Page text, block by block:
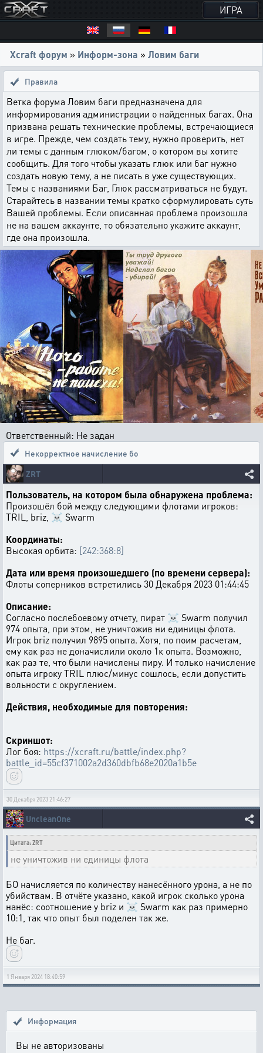
ИГРА
Xcraft форум » Информ-зона » Ловим баги
Правила
Ветка форума Ловим баги предназначена для
информирования администрации о найденных багах. Она
призвана решать технические проблемы, встречающиеся
в игре. Прежде, чем создать тему, нужно проверить, нет
ли темы с данным глюком/багом, о котором вы хотите
сообщить. Для того чтобы указать глюк или баг нужно
создать новую тему, а не писать в уже существующих.
Темы с названиями Баг, Глюк рассматриваться не будут.
Старайтесь в названии темы кратко сформулировать суть
Вашей проблемы. Если описанная проблема произошла
не на вашем аккаунте, то обязательно укажите аккаунт,
где она произошла.
Ответственный: Не задан
Некорректное начисление бо
ZRT
Пользователь, на котором была обнаружена проблема:
Произошёл бой между следующими флотами игроков:
TRIL, briz, ☠ Swarm
Координаты:
Высокая орбита: [242:368:8]
Дата или время произошедшего (по времени сервера):
Флоты соперников встретились 30 Декабря 2023 01:44:45
Описание:
Согласно послебоевому отчету, пират ☠ Swarm получил
974 опыта, при этом, не уничтожив ни единицы флота.
Игрок briz получил 9895 опыта. Хотя, по поим расчетам,
ему как раз не доначислили около 1к опыта. Возможно,
как раз те, что были начислены пиру. И только начисление
опыта игроку TRIL плюс/минус сошлось, если допустить
вольности с округлением.
Действия, необходимые для повторения:
Скриншот:
Лог боя: https://xcraft.ru/battle/index.php?
battle_id=55cf371002a2d360dbfb68e2020a1b5e
30 Декабря 2023 21:46:27
UncleanOne
Цитата: ZRT
не уничтожив ни единицы флота
БО начисляется по количеству нанесённого урона, а не по
убийствам. В отчёте указано, какой игрок сколько урона
нанёс: соотношение у briz и ☠ Swarm как раз примерно
10:1, так что опыт был поделен так же.
Не баг.
1 Января 2024 18:40:59
Информация
Вы не авторизованы